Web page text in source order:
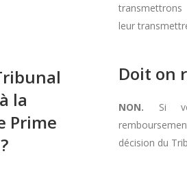
la
Prime
leur
Doit on
NON. Si
décision du